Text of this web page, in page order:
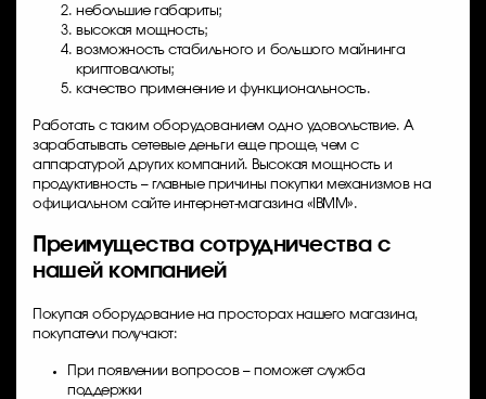
небольшие габариты;
высокая мощность;
возможность стабильного и большого майнинга
криптовалюты;
качество применение и функциональность.
Работать с таким оборудованием одно удовольствие. А
зарабатывать сетевые деньги еще проще, чем с
аппаратурой других компаний. Высокая мощность и
продуктивность – главные причины покупки механизмов на
официальном сайте интернет-магазина «IBMM».
Преимущества сотрудничества с
нашей компанией
Покупая оборудование на просторах нашего магазина,
покупатели получают:
При появлении вопросов – поможет служба
поддержки